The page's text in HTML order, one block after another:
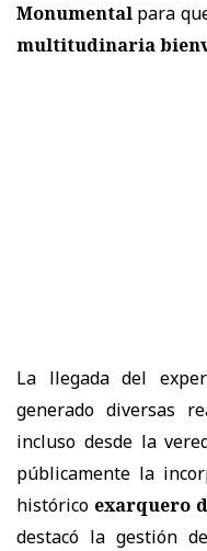
Monumental para
multitudinaria
La llegada del
generado diversas
incluso desde la
públicamente la
histórico exarquero
destacó la gestión de